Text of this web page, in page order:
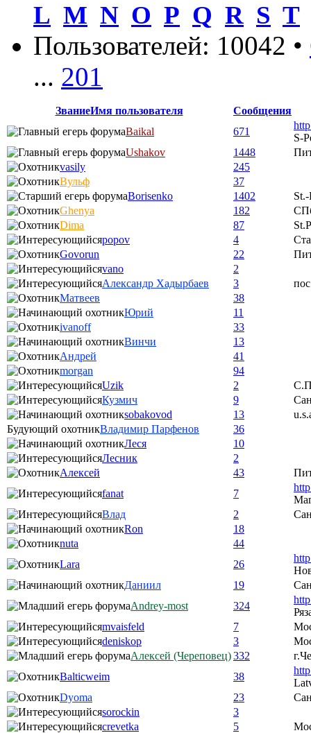
L M N O P Q R S T
Пользователей: 10042 •
... 201
ЗваниеИмя пользователя
Сообщения
Baikal
671
S-
Ushakov
1448
vasily
245
Вульф
37
Borisenko
1402
Ghenya
182
Dima
87
popov
4
Govorun
22
vano
2
Александр Хадырбаев
3
Матвеев
38
Юрий
11
ivanoff
33
Винчи
13
Андрей
41
morgan
94
Uzik
2
Кузмич
9
sobakovod
13
Будующий охотникВладимир Парфенов
36
Леся
10
Лесник
2
Алексей
43
fanat
7
Влад
2
Ron
18
nuta
44
Lara
26
Даниил
19
Andrey-most
324
mvaisfeld
7
deniskop
3
Алексей (Череповец)332
Balticweim
38
Dyoma
23
sorockin
3
crevetka
5